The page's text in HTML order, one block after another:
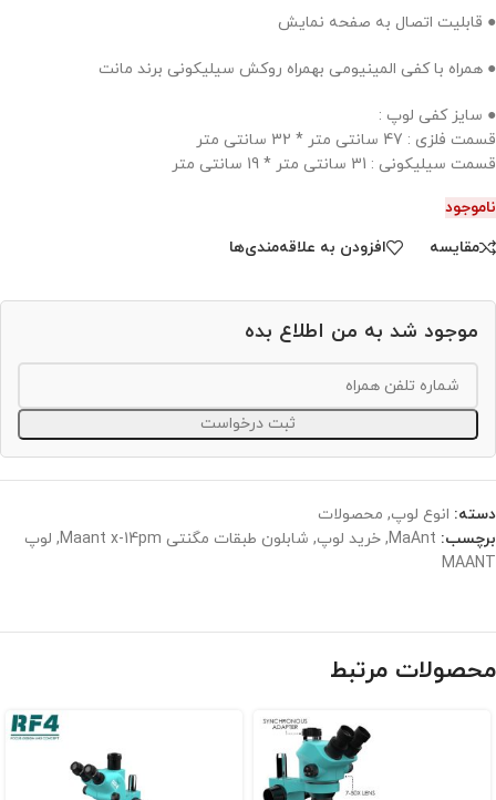
● قابلیت اتصال به صفحه نمایش
● همراه با کفی المینیومی بهمراه روکش سیلیکونی برند مانت
● سایز کفی لوپ :
قسمت فلزی : 47 سانتی متر * 32 سانتی متر
قسمت سیلیکونی : 31 سانتی متر * 19 سانتی متر
ناموجود
مقایسه
افزودن به علاقه‌مندی‌ها
موجود شد به من اطلاع بده
ثبت درخواست
دسته: انوع لوپ, محصولات
برچسب: MaAnt
, خرید لوپ, شابلون طبقات مگنتی Maant x-14pm , لوپ
MAANT
محصولات مرتبط